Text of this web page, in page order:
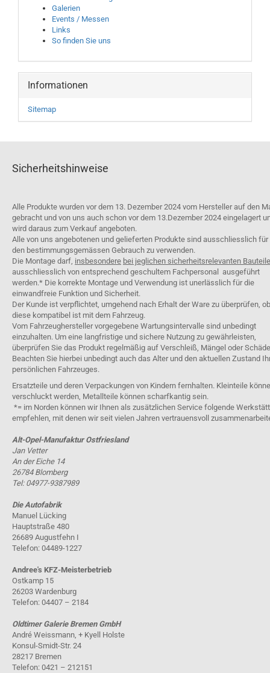
Galerien
Events / Messen
Links
So finden Sie uns
Informationen
Sitemap
Sicherheitshinweise
Alle Produkte wurden vor dem 13. Dezember 2024 vom Hersteller auf den
gebracht und von uns auch schon vor dem 13.Dezember 2024 eingelagert
wird daraus zum Verkauf angeboten.
Alle von uns angebotenen und gelieferten Produkte sind ausschliesslich für
den bestimmungsgemässen Gebrauch zu verwenden.
Die Montage darf, insbesondere bei jeglichen sicherheitsrelevanten
ausschliesslich von entsprechend geschultem Fachpersonal ausgeführt
werden.* Die korrekte Montage und Verwendung ist unerlässlich für die
einwandfreie Funktion und Sicherheit.
Der Kunde ist verpflichtet, umgehend nach Erhalt der Ware zu überprüfen, ob
diese kompatibel ist mit dem Fahrzeug.
Vom Fahrzeughersteller vorgegebene Wartungsintervalle sind unbedingt
einzuhalten. Um eine langfristige und sichere Nutzung zu gewährleisten,
überprüfen Sie das Produkt regelmäßig auf Verschleiß, Mängel oder
Beachten Sie hierbei unbedingt auch das Alter und den aktuellen Zustand
persönlichen Fahrzeuges.
Ersatzteile und deren Verpackungen von Kindern fernhalten. Kleinteile
verschluckt werden, Metallteile können scharfkantig sein.
*= im Norden können wir Ihnen als zusätzlichen Service folgende
empfehlen, mit denen wir seit vielen Jahren vertrauensvoll
Alt-Opel-Manufaktur Ostfriesland
Jan Vetter
An der Eiche 14
26784 Blomberg
Tel: 04977-9387989
Die Autofabrik
Manuel Lücking
Hauptstraße 480
26689 Augustfehn I
Telefon: 04489-1227
Andree's KFZ-Meisterbetrieb
Ostkamp 15
26203 Wardenburg
Telefon: 04407 – 2184
Oldtimer Galerie Bremen GmbH
André Weissmann, + Kyell Holste
Konsul-Smidt-Str. 24
28217 Bremen
Telefon: 0421 – 212151